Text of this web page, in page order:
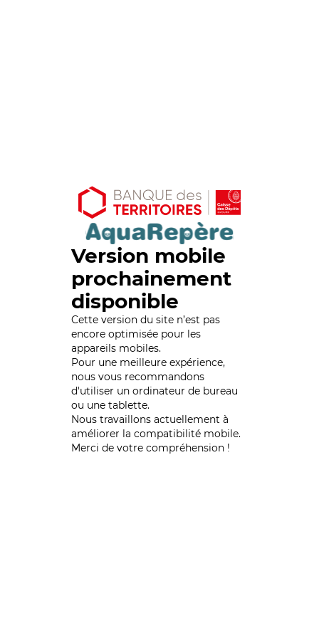
Version mobile
prochainement
disponible
Cette version du site n’est pas
encore optimisée pour les
appareils mobiles.
Pour une meilleure expérience,
nous vous recommandons
d'utiliser un ordinateur de bureau
ou une tablette.
Nous travaillons actuellement à
améliorer la compatibilité mobile.
Merci de votre compréhension !